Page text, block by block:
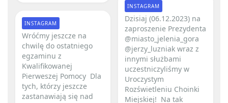
Dzisiaj (06.12.2023) na
zaproszenie Prezydenta
@miasto_jelenia_gora
@jerzy_luzniak wraz z
innymi służbami
uczestniczyliśmy w
Uroczystym
Rozświetleniu Choinki
Miejskiej! ️ Na tak
INSTAGRAM
Wróćmy jeszcze na
chwilę do ostatniego
egzaminu z
Kwalifikowanej
Pierweszej Pomocy ️ Dla
tych, którzy jeszcze
zastanawiają się nad
INSTAGRAM